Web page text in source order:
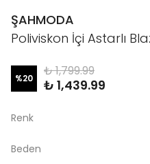
ŞAHMODA
Poliviskon İçi Astarlı
%20 ₺ 1,799.99
₺ 1,439.99
Renk
Beden